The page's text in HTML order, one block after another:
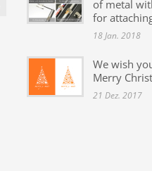
of metal
for
18 Jan. 2018
We wish
Merry
21 Dez. 2017